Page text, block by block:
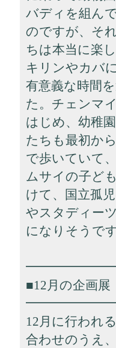
バディを組ん
のですが、そ
ちは本当に楽
キリンやカバ
有意義な時間
た。チェンマ
はじめ、幼稚
たちも最初か
で歩いていて
ムサイの子ど
けて、国立孤
やスタディー
になりそうで
■12月の企画
12月に行われ
合わせのうえ